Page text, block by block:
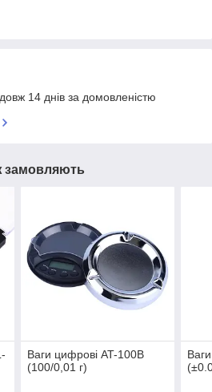
14 днів за домовленістю
замовляють
Ваги цифрові AT-100B
(100/0,01 г)